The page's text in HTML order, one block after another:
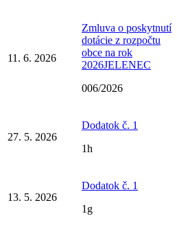
11. 6. 2026
Zmluva o poskytnutí
dotácie z rozpočtu
obce na rok
2026JELENEC
006/2026
27. 5. 2026
Dodatok č. 1
1h
13. 5. 2026
Dodatok č. 1
1g